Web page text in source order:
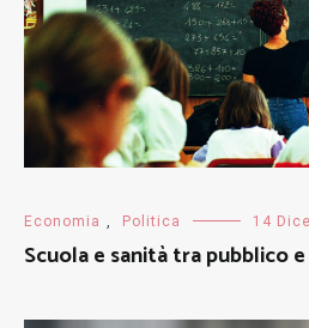
Economia Politica 14
Scuola e sanità tra pubblico